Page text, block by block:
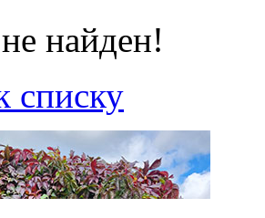
найден!
списку